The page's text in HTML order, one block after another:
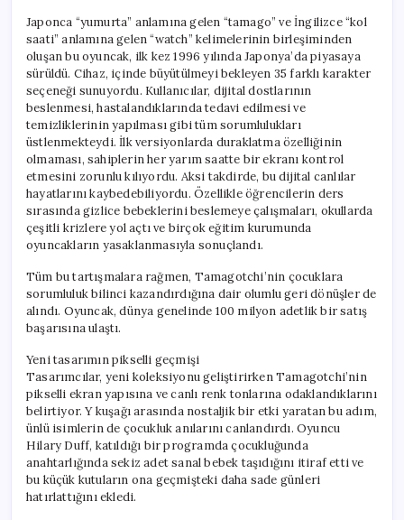
Japonca “yumurta” anlamına gelen “tamago” ve İngilizce “kol
saati” anlamına gelen “watch” kelimelerinin birleşiminden
oluşan bu oyuncak, ilk kez 1996 yılında Japonya’da piyasaya
sürüldü. Cihaz, içinde büyütülmeyi bekleyen 35 farklı karakter
seçeneği sunuyordu. Kullanıcılar, dijital dostlarının
beslenmesi, hastalandıklarında tedavi edilmesi ve
temizliklerinin yapılması gibi tüm sorumlulukları
üstlenmekteydi. İlk versiyonlarda duraklatma özelliğinin
olmaması, sahiplerin her yarım saatte bir ekranı kontrol
etmesini zorunlu kılıyordu. Aksi takdirde, bu dijital canlılar
hayatlarını kaybedebiliyordu. Özellikle öğrencilerin ders
sırasında gizlice bebeklerini beslemeye çalışmaları, okullarda
çeşitli krizlere yol açtı ve birçok eğitim kurumunda
oyuncakların yasaklanmasıyla sonuçlandı.
Tüm bu tartışmalara rağmen, Tamagotchi’nin çocuklara
sorumluluk bilinci kazandırdığına dair olumlu geri dönüşler de
alındı. Oyuncak, dünya genelinde 100 milyon adetlik bir satış
başarısına ulaştı.
Yeni tasarımın pikselli geçmişi
Tasarımcılar, yeni koleksiyonu geliştirirken Tamagotchi’nin
pikselli ekran yapısına ve canlı renk tonlarına odaklandıklarını
belirtiyor. Y kuşağı arasında nostaljik bir etki yaratan bu adım,
ünlü isimlerin de çocukluk anılarını canlandırdı. Oyuncu
Hilary Duff, katıldığı bir programda çocukluğunda
anahtarlığında sekiz adet sanal bebek taşıdığını itiraf etti ve
bu küçük kutuların ona geçmişteki daha sade günleri
hatırlattığını ekledi.